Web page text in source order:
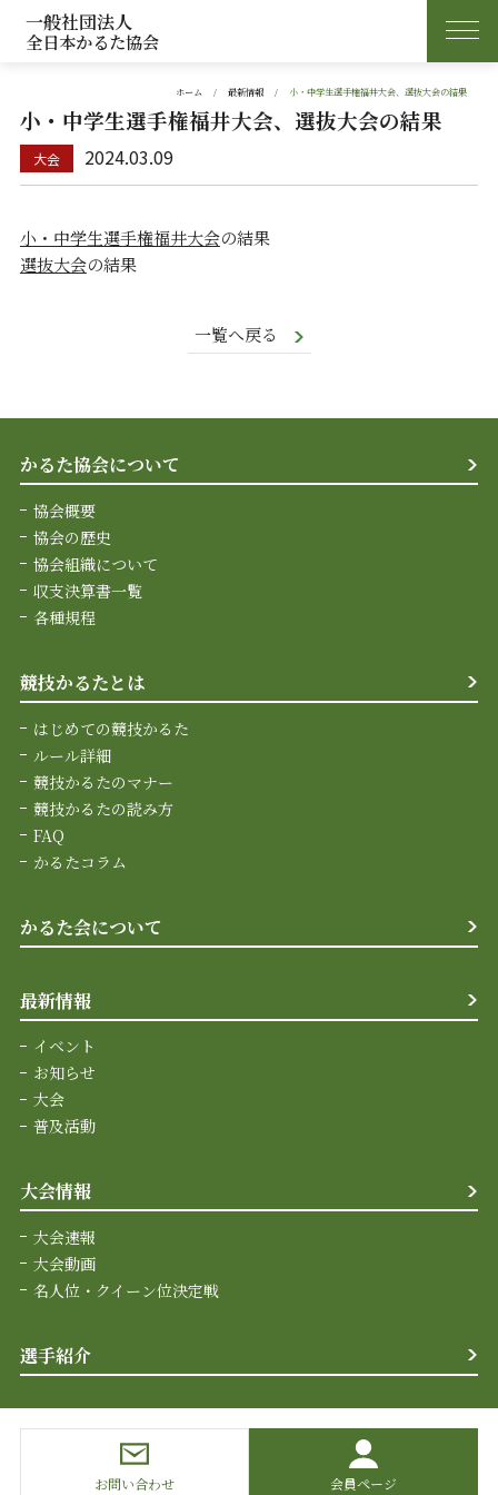
一般社団法人
全日本かるた協会
ホーム 最新情報 小・中学生選手権福井大会、選抜大会の結果
小・中学生選手権福井大会、選抜大会の結果
2024.03.09
小・中学生選手権福井大会の結果
選抜大会の結果
一覧へ戻る
かるた協会について
協会概要
協会の歴史
協会組織について
収支決算書一覧
各種規程
競技かるたとは
はじめての競技かるた
ルール詳細
競技かるたのマナー
競技かるたの読み方
FAQ
かるたコラム
かるた会について
最新情報
イベント
お知らせ
大会
普及活動
大会情報
大会速報
大会動画
名人位・クイーン位決定戦
選手紹介
お問い合わせ 会員ページ